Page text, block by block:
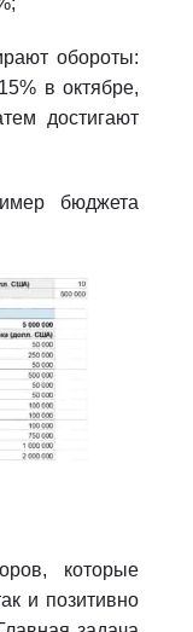
обороты:
в октябре,
достигают
бюджета
которые
и позитивно